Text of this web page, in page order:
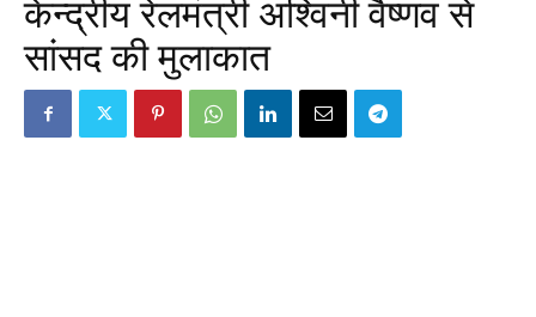
केन्द्रीय रेलमंत्री अश्विनी वैष्णव से
सांसद की मुलाकात